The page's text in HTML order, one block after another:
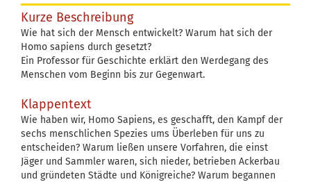
Kurze Beschreibung
Wie hat sich der Mensch entwickelt? Warum hat sich der
Homo sapiens durch gesetzt?
Ein Professor für Geschichte erklärt den Werdegang des
Menschen vom Beginn bis zur Gegenwart.
Klappentext
Wie haben wir, Homo Sapiens, es geschafft, den Kampf der
sechs menschlichen Spezies ums Überleben für uns zu
entscheiden? Warum ließen unsere Vorfahren, die einst
Jäger und Sammler waren, sich nieder, betrieben Ackerbau
und gründeten Städte und Königreiche? Warum begannen